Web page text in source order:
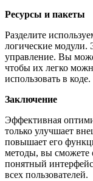
Ресурсы и пакеты
Разделите
логические модули.
управление. Вы
чтобы их легко
использовать в коде.
Заключение
Эффективная
только улучшает
повышает его
методы, вы сможете
понятный
всех пользователей.